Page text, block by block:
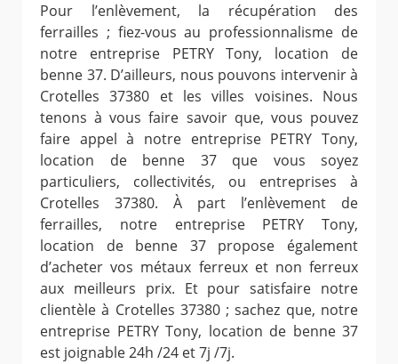
Pour l’enlèvement, la récupération des
ferrailles ; fiez-vous au professionnalisme de
notre entreprise PETRY Tony, location de
benne 37. D’ailleurs, nous pouvons intervenir à
Crotelles 37380 et les villes voisines. Nous
tenons à vous faire savoir que, vous pouvez
faire appel à notre entreprise PETRY Tony,
location de benne 37 que vous soyez
particuliers, collectivités, ou entreprises à
Crotelles 37380. À part l’enlèvement de
ferrailles, notre entreprise PETRY Tony,
location de benne 37 propose également
d’acheter vos métaux ferreux et non ferreux
aux meilleurs prix. Et pour satisfaire notre
clientèle à Crotelles 37380 ; sachez que, notre
entreprise PETRY Tony, location de benne 37
est joignable 24h /24 et 7j /7j.